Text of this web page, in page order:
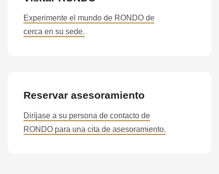
Experimente el mundo de RONDO de
cerca en su sede.
Reservar asesoramiento
Diríjase a su persona de contacto de
RONDO para una cita de asesoramiento.